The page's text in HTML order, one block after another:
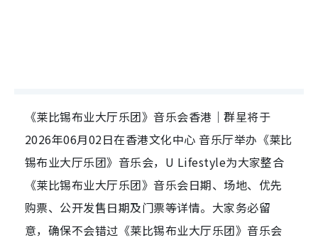
《莱比锡布业大厅乐团》音乐会香港｜群星将于
2026年06月02日在香港文化中心 音乐厅举办《莱比
锡布业大厅乐团》音乐会，U Lifestyle为大家整合
《莱比锡布业大厅乐团》音乐会日期、场地、优先
购票、公开发售日期及门票等详情。大家务必留
意，确保不会错过《莱比锡布业大厅乐团》音乐会